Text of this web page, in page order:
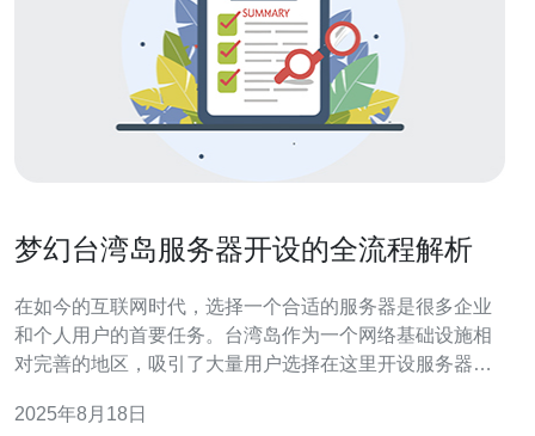
梦幻台湾岛服务器开设的全流程解析
在如今的互联网时代，选择一个合适的服务器是很多企业
和个人用户的首要任务。台湾岛作为一个网络基础设施相
对完善的地区，吸引了大量用户选择在这里开设服务器。
助您更好地理解选择服务器的各个环节。 首先，选择一个
2025年8月18日